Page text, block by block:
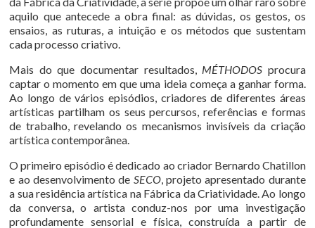
aquilo que antecede a obra final: as dúvidas, os gestos, os
ensaios, as ruturas, a intuição e os métodos que sustentam
cada processo criativo.
Mais do que documentar resultados, MÉTHODOS procura
captar o momento em que uma ideia começa a ganhar forma.
Ao longo de vários episódios, criadores de diferentes áreas
artísticas partilham os seus percursos, referências e formas
de trabalho, revelando os mecanismos invisíveis da criação
artística contemporânea.
O primeiro episódio é dedicado ao criador Bernardo Chatillon
e ao desenvolvimento de SECO, projeto apresentado durante
a sua residência artística na Fábrica da Criatividade. Ao longo
da conversa, o artista conduz-nos por uma investigação
profundamente sensorial e física, construída a partir de